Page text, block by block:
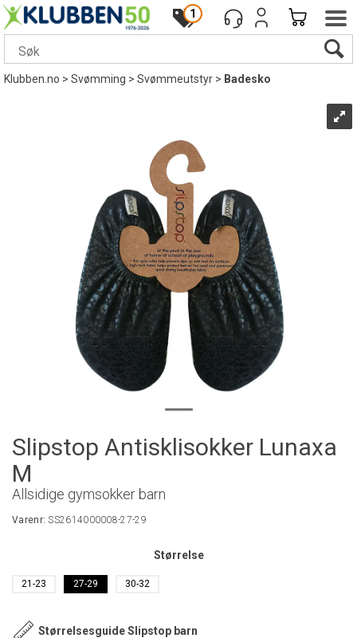
1
Klubben.no>Svømming>Svømmeutstyr> Badesko
Slipstop Antisklisokker Lunaxa
M
Allsidige gymsokker barn
Varenr:SS2614000008-27-29
Størrelse
21-23 27-29 30-32
Størrelsesguide Slipstop barn